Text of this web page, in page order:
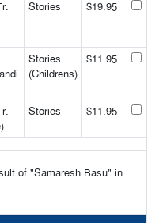
Stories $19.95
Stories
(Childrens)
$11.95
Stories $11.95
of "Samaresh Basu" in